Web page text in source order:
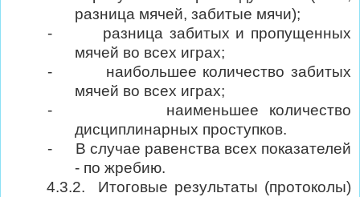
разница мячей, забитые мячи);
-
разница забитых и пропущенных
мячей во всех играх;
-
наибольшее количество забитых
мячей во всех играх;
-
наименьшее количество
дисциплинарных проступков.
-
В случае равенства всех показателей
- по жребию.
4.3.2.
Итоговые результаты (протоколы)